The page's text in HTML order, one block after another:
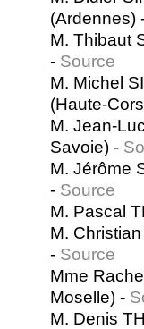
(Ardennes)
M. Thibaut
- Source
M. Michel
(Haute-
M. Jean-
Savoie) -
M. Jérôme
- Source
M. Pascal
M.
- Source
Mme
Moselle) -
M. Denis